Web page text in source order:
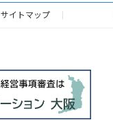
サイトマップ